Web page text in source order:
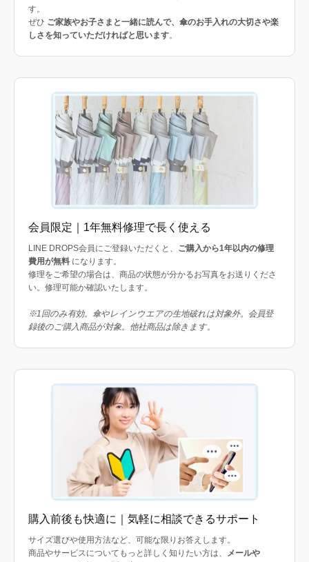
す。
ぜひ ご家族やお子さまと一緒に読んで、傘のお手入れの大切さや楽
しさを知っていただければと思います。
会員限定｜1年無料修理で長く使える
LINE DROPS会員にご登録いただくと、 ご購入から1年以内の修理
費用が無料 になります。
修理をご希望の場合は、商品の状態が分かるお写真をお送りくださ
い。修理可能か確認いたします。
※1回のみ有効。傘やレインウエアの生地破れは対象外。会員登
録後のご購入商品が対象。他社商品は除きます。
購入前後も快適に｜気軽に相談できるサポート
サイズ選びや使用方法など、可能な限りお答えします。
商品やサービスについてもっと詳しく知りたい方は、 メールや